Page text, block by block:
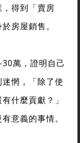
得到「賣房
房屋銷售。
萬，證明自己
惘，「除了使
什麼貢獻？」
意義的事情。